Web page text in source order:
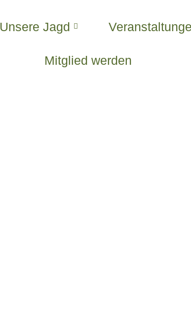
Unsere Jagd
Mitglied werden